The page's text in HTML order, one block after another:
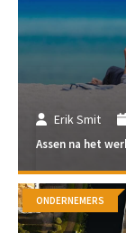
Erik Smit
Assen na het
ONDERNEMERS